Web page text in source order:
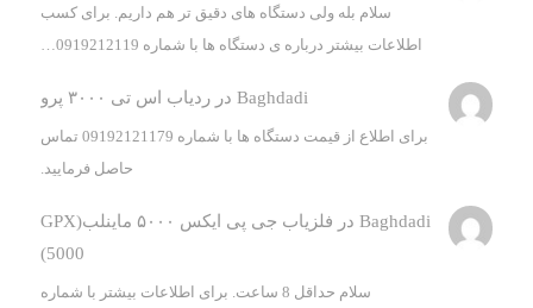
سلام بله ولی دستگاه های دقیق تر هم داریم. برای کسب
اطلاعات بیشتر درباره ی دستگاه ها با شماره 0919212119…
Baghdadi درردیاب اس تی ۳۰۰۰ پرو
برای اطلاع از قیمت دستگاه ها با شماره 09192121179 تماس
حاصل فرمایید.
Baghdadi در
فلزیاب جی پی ایکس ۵۰۰۰ ماینلب(GPX
5000)
سلام حداقل 8 ساعت. برای اطلاعات بیشتر با شماره